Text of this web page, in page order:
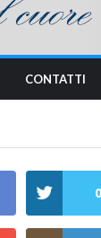
CONTATTI